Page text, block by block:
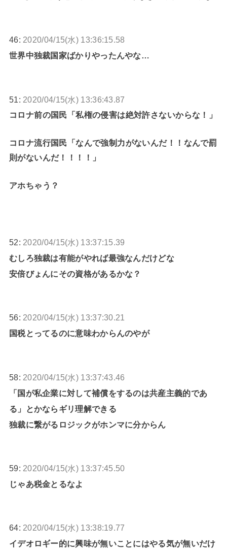
46: 2020/04/15(水) 13:36:15.58
世界中独裁国家ばかりやったんやな…
51: 2020/04/15(水) 13:36:43.87
コロナ前の国民「私権の侵害は絶対許さないからな！」
コロナ流行国民「なんで強制力がないんだ！！なんで罰
則がないんだ！！！！」
アホちゃう？
52: 2020/04/15(水) 13:37:15.39
むしろ独裁は有能がやれば最強なんだけどな
安倍びょんにその資格があるかな？
56: 2020/04/15(水) 13:37:30.21
国税とってるのに意味わからんのやが
58: 2020/04/15(水) 13:37:43.46
「国が私企業に対して補償をするのは共産主義的であ
る」とかならギリ理解できる
独裁に繋がるロジックがホンマに分からん
59: 2020/04/15(水) 13:37:45.50
じゃあ税金とるなよ
64: 2020/04/15(水) 13:38:19.77
イデオロギー的に興味が無いことにはやる気が無いだけ